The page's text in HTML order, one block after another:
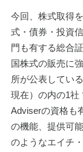
今回、株式取得
式・債券・投資
門も有する総合
国株式の販売に
所が公表してい
現在）の内の1社
Adviserの資格も
の機能、提供可
のようなエイチ